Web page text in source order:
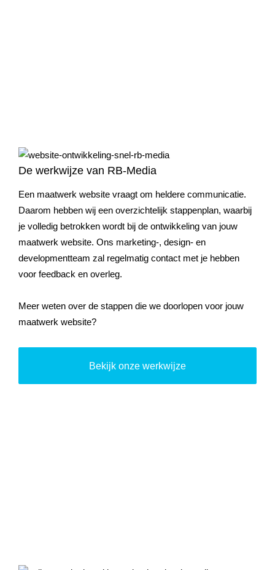
De werkwijze van RB-Media
Een maatwerk website vraagt om heldere communicatie.
Daarom hebben wij een overzichtelijk stappenplan, waarbij
je volledig betrokken wordt bij de ontwikkeling van jouw
maatwerk website. Ons marketing-, design- en
developmentteam zal regelmatig contact met je hebben
voor feedback en overleg.
Meer weten over de stappen die we doorlopen voor jouw
maatwerk website?
Bekijk onze werkwijze